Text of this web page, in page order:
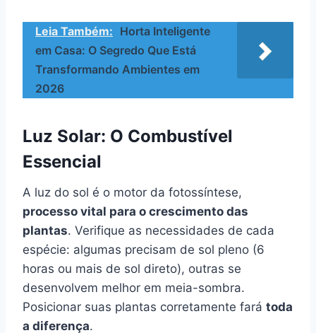
Leia Também: Horta Inteligente
em Casa: O Segredo Que Está
Transformando Ambientes em
2026
Luz Solar: O Combustível
Essencial
A luz do sol é o motor da fotossíntese,
processo vital para o crescimento das
plantas. Verifique as necessidades de cada
espécie: algumas precisam de sol pleno (6
horas ou mais de sol direto), outras se
desenvolvem melhor em meia-sombra.
Posicionar suas plantas corretamente fará toda
a diferença.